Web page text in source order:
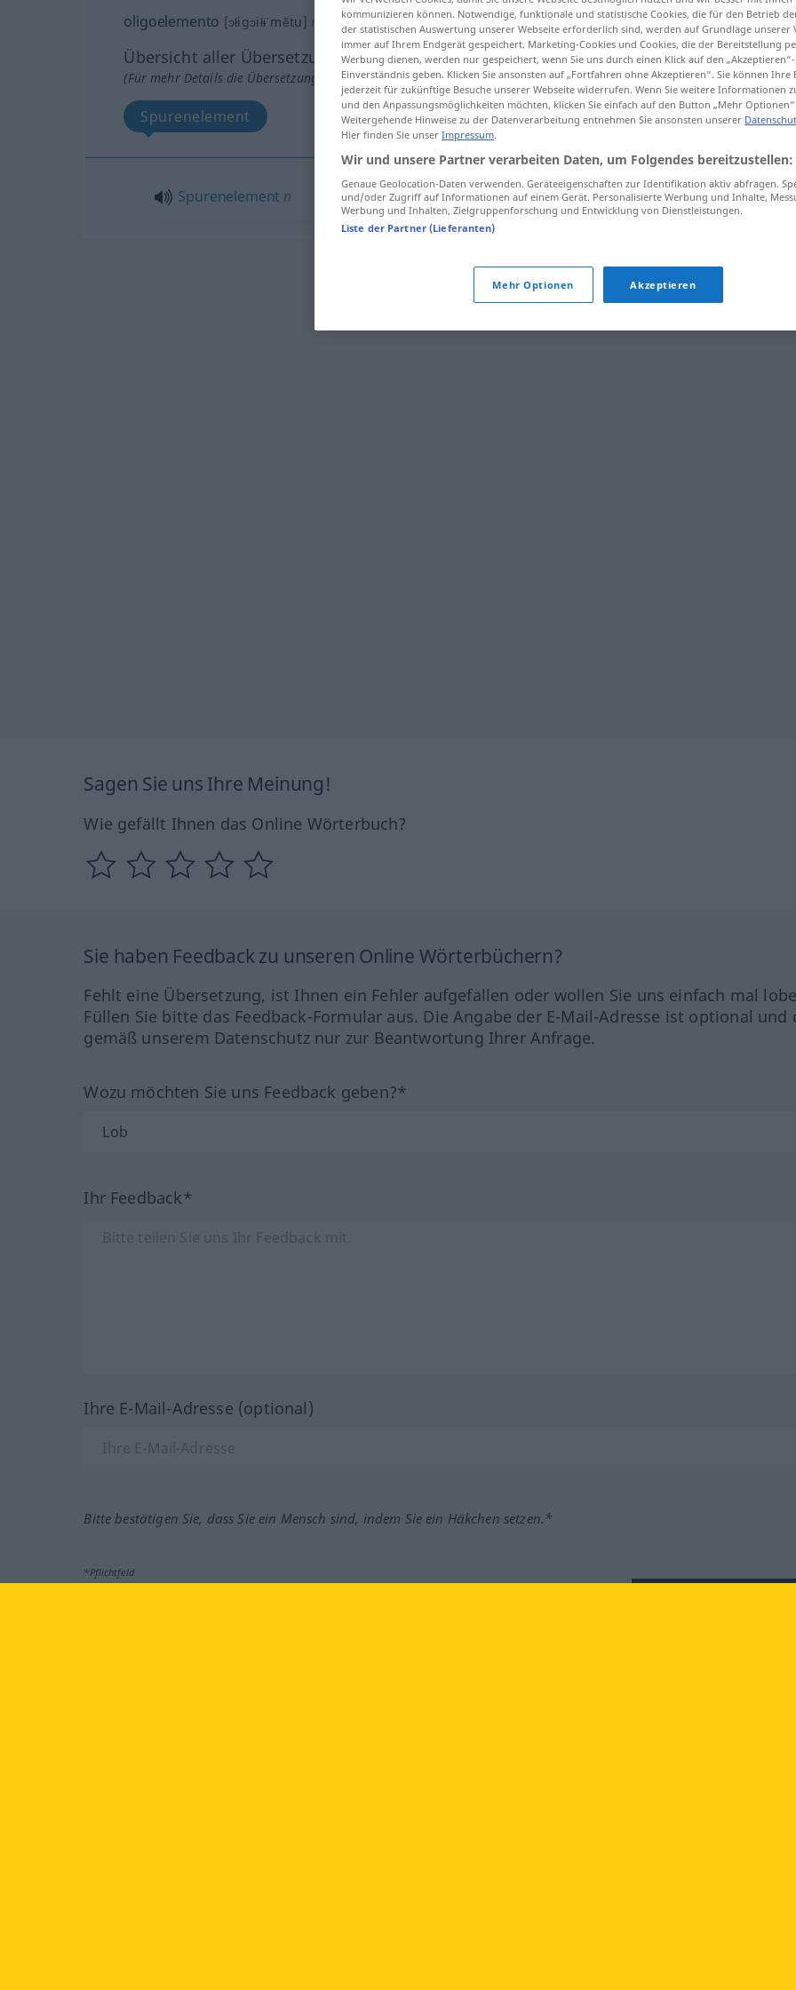
oligoelemento [ɔłigɔiłɨˈmẽtu] m
Übersicht aller Übersetzungen
(Für mehr Details die Übersetzung anklicken/antippen)
Spurenelement
Spurenelement n oligoelemento
Sagen Sie uns Ihre Meinung!
Wie gefällt Ihnen das Online Wörterbuch?
Sie haben Feedback zu unseren Online Wörterbüchern?
Fehlt eine Übersetzung, ist Ihnen ein Fehler aufgefallen oder wollen Sie uns einfach mal
Füllen Sie bitte das Feedback-Formular aus. Die Angabe der E-Mail-Adresse ist optional und
gemäß unserem Datenschutz nur zur Beantwortung Ihrer Anfrage.
Wozu möchten Sie uns Feedback geben?*
Ihr Feedback*
Ihre E-Mail-Adresse (optional)
Bitte bestätigen Sie, dass Sie ein Mensch sind, indem Sie ein Häkchen setzen.*
*Pflichtfeld
kommunizieren können. Notwendige, funktionale und statistische Cookies, die für den Betrieb
der statistischen Auswertung unserer Webseite erforderlich sind, werden auf Grundlage unserer
immer auf Ihrem Endgerät gespeichert. Marketing-Cookies und Cookies, die der Bereitstellung
Werbung dienen, werden nur gespeichert, wenn Sie uns durch einen Klick auf den
Einverständnis geben. Klicken Sie ansonsten auf „Fortfahren ohne Akzeptieren“. Sie können Ihre
jederzeit für zukünftige Besuche unserer Webseite widerrufen. Wenn Sie weitere Informationen
und den Anpassungsmöglichkeiten möchten, klicken Sie einfach auf den Button „Mehr Optionen“.
Weitergehende Hinweise zu der Datenverarbeitung entnehmen Sie ansonsten unserer
Hier finden Sie unser Impressum.
Wir und unsere Partner verarbeiten Daten, um Folgendes bereitzustellen:
Genaue Geolocation-Daten verwenden. Geräteeigenschaften zur Identifikation aktiv abfragen.
und/oder Zugriff auf Informationen auf einem Gerät. Personalisierte Werbung und Inhalte,
Werbung und Inhalten, Zielgruppenforschung und Entwicklung von Dienstleistungen.
Liste der Partner (Lieferanten)
Mehr Optionen Akzeptieren